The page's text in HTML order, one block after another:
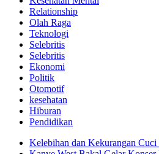
Relationship
Olah Raga
Teknologi
Selebritis
Selebritis
Ekonomi
Politik
Otomotif
kesehatan
Hiburan
Pendidikan
Kelebihan dan Kekurangan